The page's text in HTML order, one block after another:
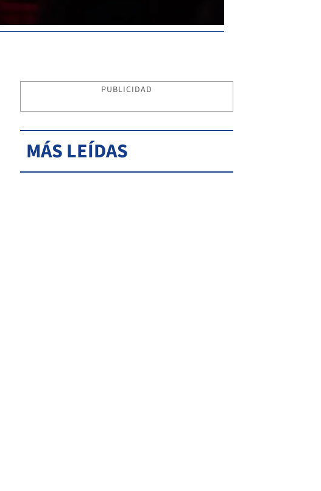
PUBLICIDAD
MÁS LEÍDAS